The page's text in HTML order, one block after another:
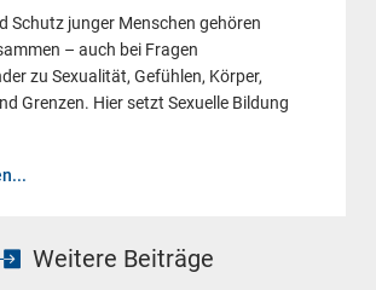
Schutz junger Menschen gehören
– auch bei Fragen
zu Sexualität, Gefühlen, Körper,
Grenzen. Hier setzt Sexuelle Bildung
Weitere Beiträge